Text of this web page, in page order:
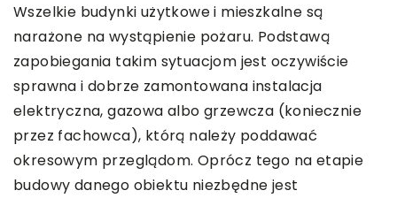
Wszelkie budynki użytkowe i mieszkalne są
narażone na wystąpienie pożaru. Podstawą
zapobiegania takim sytuacjom jest oczywiście
sprawna i dobrze zamontowana instalacja
elektryczna, gazowa albo grzewcza (koniecznie
przez fachowca), którą należy poddawać
okresowym przeglądom. Oprócz tego na etapie
budowy danego obiektu niezbędne jest